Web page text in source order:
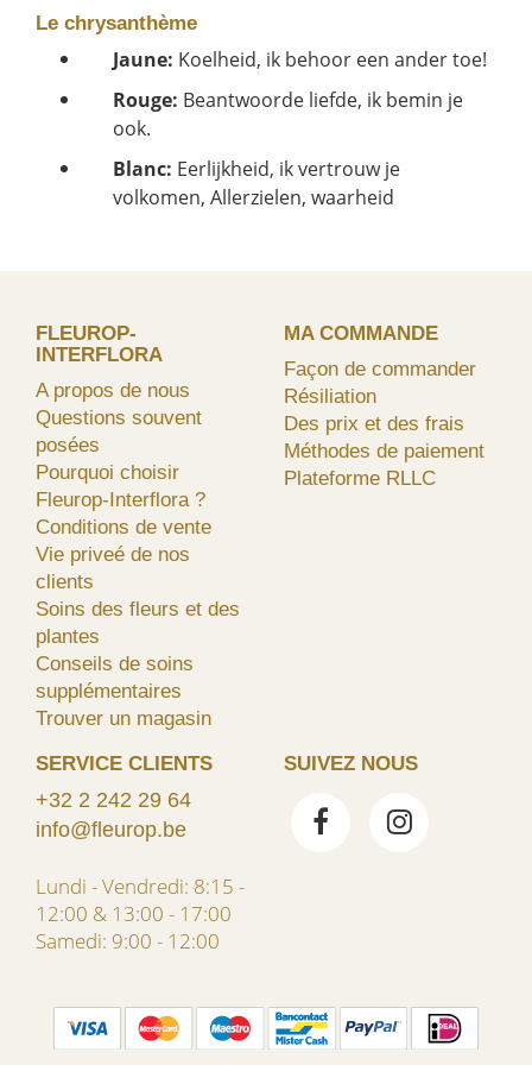
Le chrysanthème
Jaune: Koelheid, ik behoor een ander toe!
Rouge: Beantwoorde liefde, ik bemin je
ook.
Blanc: Eerlijkheid, ik vertrouw je
volkomen, Allerzielen, waarheid
FLEUROP-
INTERFLORA
A propos de nous
Questions souvent
posées
Pourquoi choisir
Fleurop-Interflora ?
Conditions de vente
Vie priveé de nos
clients
Soins des fleurs et des
plantes
Conseils de soins
supplémentaires
Trouver un magasin
MA COMMANDE
Façon de commander
Résiliation
Des prix et des frais
Méthodes de paiement
Plateforme RLLC
SERVICE CLIENTS
+32 2 242 29 64
info@fleurop.be
Lundi - Vendredi: 8:15 -
12:00 & 13:00 - 17:00
Samedi: 9:00 - 12:00
SUIVEZ NOUS